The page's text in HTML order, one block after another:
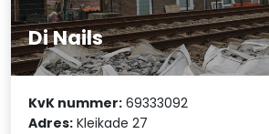
Di Nails
KvK nummer: 69333092
Adres: Kleikade 27